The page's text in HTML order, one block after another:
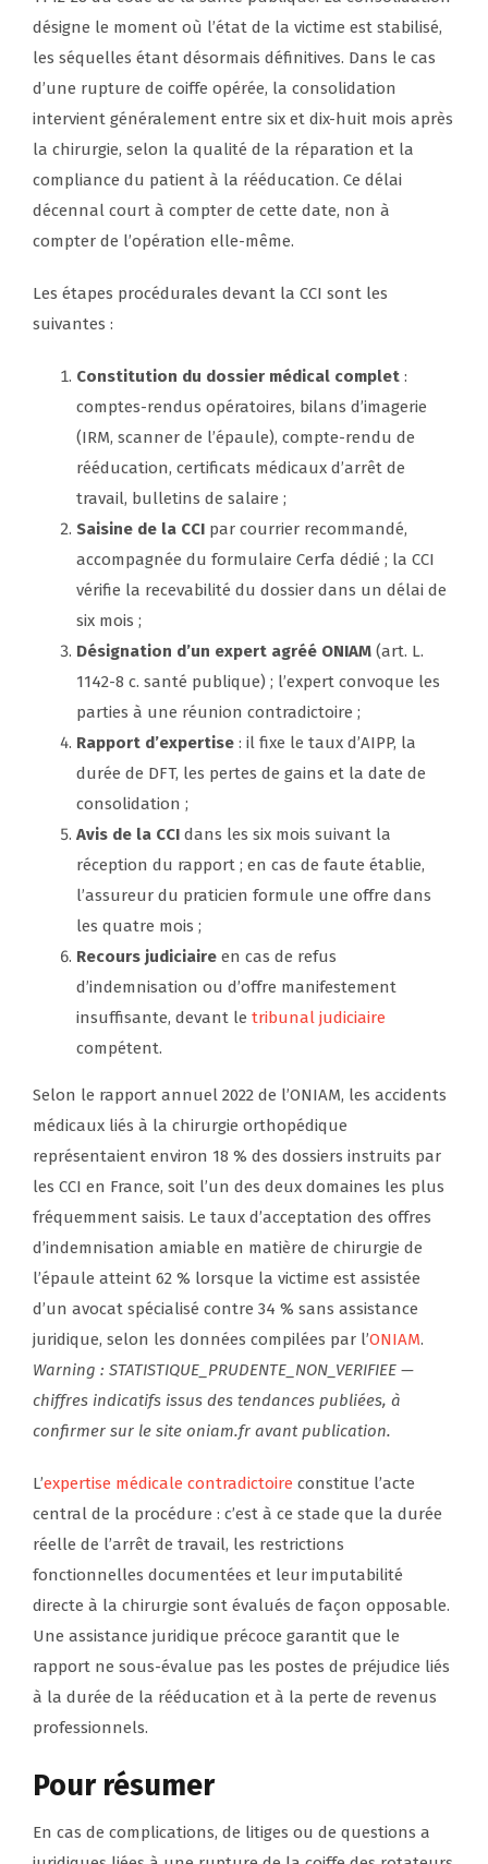
désigne le moment où l’état de la victime est stabilisé,
les séquelles étant désormais définitives. Dans le cas
d’une rupture de coiffe opérée, la consolidation
intervient généralement entre six et dix-huit mois après
la chirurgie, selon la qualité de la réparation et la
compliance du patient à la rééducation. Ce délai
décennal court à compter de cette date, non à
compter de l’opération elle-même.
Les étapes procédurales devant la CCI sont les
suivantes :
Constitution du dossier médical complet :
comptes-rendus opératoires, bilans d’imagerie
(IRM, scanner de l’épaule), compte-rendu de
rééducation, certificats médicaux d’arrêt de
travail, bulletins de salaire ;
Saisine de la CCI par courrier recommandé,
accompagnée du formulaire Cerfa dédié ; la CCI
vérifie la recevabilité du dossier dans un délai de
six mois ;
Désignation d’un expert agréé ONIAM (art. L.
1142-8 c. santé publique) ; l’expert convoque les
parties à une réunion contradictoire ;
Rapport d’expertise : il fixe le taux d’AIPP, la
durée de DFT, les pertes de gains et la date de
consolidation ;
Avis de la CCI dans les six mois suivant la
réception du rapport ; en cas de faute établie,
l’assureur du praticien formule une offre dans
les quatre mois ;
Recours judiciaire en cas de refus
d’indemnisation ou d’offre manifestement
insuffisante, devant le tribunal judiciaire
compétent.
Selon le rapport annuel 2022 de l’ONIAM, les accidents
médicaux liés à la chirurgie orthopédique
représentaient environ 18 % des dossiers instruits par
les CCI en France, soit l’un des deux domaines les plus
fréquemment saisis. Le taux d’acceptation des offres
d’indemnisation amiable en matière de chirurgie de
l’épaule atteint 62 % lorsque la victime est assistée
d’un avocat spécialisé contre 34 % sans assistance
juridique, selon les données compilées par l’ONIAM.
Warning : STATISTIQUE_PRUDENTE_NON_VERIFIEE —
chiffres indicatifs issus des tendances publiées, à
confirmer sur le site oniam.fr avant publication.
L’expertise médicale contradictoire constitue l’acte
central de la procédure : c’est à ce stade que la durée
réelle de l’arrêt de travail, les restrictions
fonctionnelles documentées et leur imputabilité
directe à la chirurgie sont évalués de façon opposable.
Une assistance juridique précoce garantit que le
rapport ne sous-évalue pas les postes de préjudice liés
à la durée de la rééducation et à la perte de revenus
professionnels.
Pour résumer
En cas de complications, de litiges ou de questions a